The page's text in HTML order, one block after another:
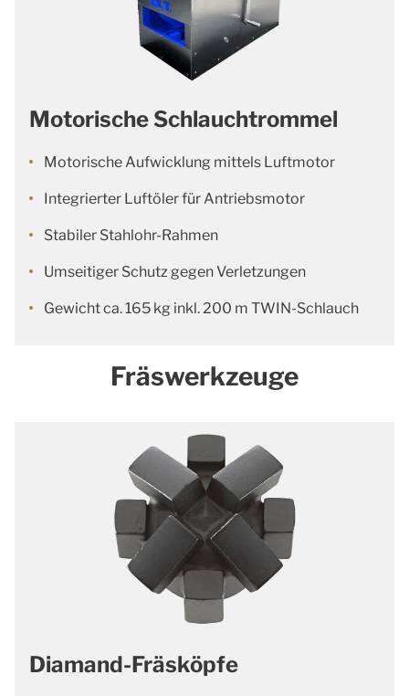
Motorische Schlauchtrommel
Motorische Aufwicklung mittels Luftmotor
Integrierter Luftöler für Antriebsmotor
Stabiler Stahlohr-Rahmen
Umseitiger Schutz gegen Verletzungen
Gewicht ca. 165 kg inkl. 200 m TWIN-Schlauch
Fräswerkzeuge
Diamand-Fräsköpfe